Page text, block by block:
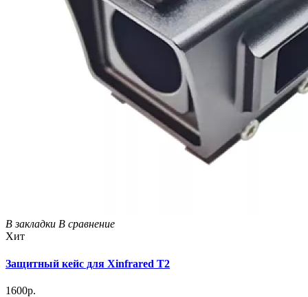
В закладки В сравнение
Хит
Защитный кейс для Xinfrared T2
1600р.